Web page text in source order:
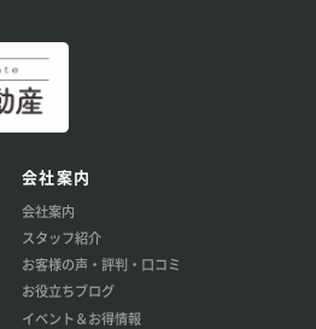
会社案内
会社案内
スタッフ紹介
お客様の声・評判・口コミ
お役立ちブログ
イベント＆お得情報